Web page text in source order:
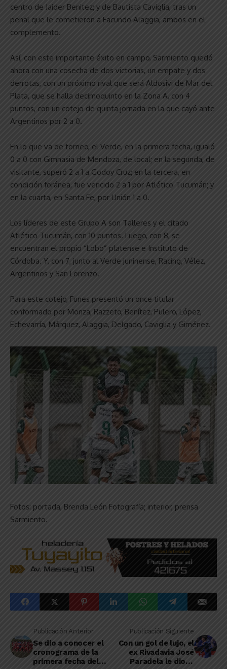
centro de Jaider Benitez; y de Bautista Caviglia, tras un
penal que le cometieron a Facundo Alaggia, ambos en el
complemento.
Así, con este importante éxito en campo, Sarmiento quedó
ahora con una cosecha de dos victorias, un empate y dos
derrotas, con un próximo rival que será Aldosivi de Mar del
Plata, que se halla decimoquinto en la Zona A, con 4
puntos, con un cotejo de quinta jornada en la que cayó ante
Argentinos por 2 a 0.
En lo que va de torneo, el Verde, en la primera fecha, igualó
0 a 0 con Gimnasia de Mendoza, de local; en la segunda, de
visitante, superó 2 a 1 a Godoy Cruz; en la tercera, en
condición foránea, fue vencido 2 a 1 por Atlético Tucumán; y
en la cuarta, en Santa Fe, por Unión 1 a 0.
Los líderes de este Grupo A son Talleres y el citado
Atlético Tucumán, con 10 puntos. Luego, con 8, se
encuentran el propio “Lobo” platense e Instituto de
Córdoba. Y, con 7, junto al Verde juninense, Racing, Vélez,
Argentinos y San Lorenzo.
Para este cotejo, Funes presentó un once titular
conformado por Monza, Razzeto, Benítez, Pulero, López,
Echevarría, Márquez, Alaggia, Delgado, Caviglia y Giménez.
Fotos: portada, Brenda León Fotografía; interior, prensa
Sarmiento.
Publicación Anterior
Se dio a conocer el
cronograma de la
primera fecha del
Publicación Siguiente
Con un gol de lujo, el
ex Rivadavia José
Paradela le dio el